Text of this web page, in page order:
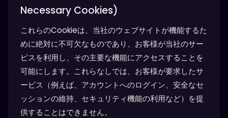
Necessary Cookies)
これらのCookieは、当社のウェブサイトが機能するた
めに絶対に不可欠なものであり、お客様が当社のサー
ビスを利用し、その主要な機能にアクセスすることを
可能にします。これらなしでは、お客様が要求したサ
ービス（例えば、アカウントへのログイン、安全なセ
ッションの維持、セキュリティ機能の利用など）を提
供することはできません。